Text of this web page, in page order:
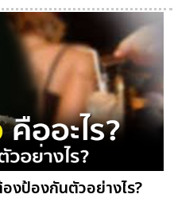
งป้องกันตัวอย่างไร?